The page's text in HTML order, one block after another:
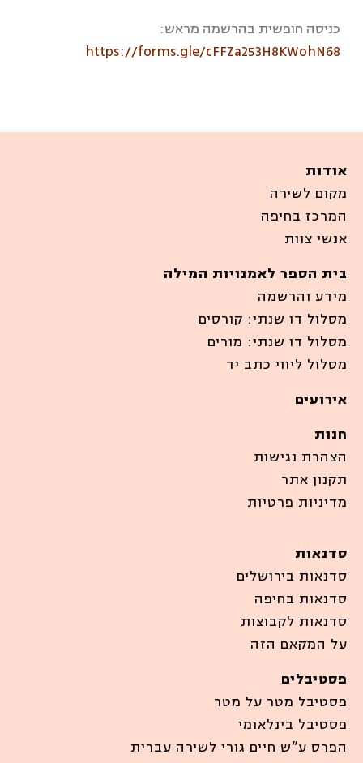
כניסה חופשית בהרשמה מראש:
https://forms.gle/cFFZa253H8KWohN68
אודות
מקום לשירה
המרכז בחיפה
אנשי צוות
בית הספר לאמנויות המילה
מידע והרשמה
מסלול דו שנתי: קורסים
מסלול דו שנתי: מורים
מסלול ליווי כתב יד
אירועים
חנות
הצהרת נגישות
תקנון אתר
מדיניות פרטיות
סדנאות
סדנאות בירושלים
סדנאות בחיפה
סדנאות לקבוצות
על המקאם הזה
פסטיבלים
פסטיבל מטר על מטר
פסטיבל בינלאומי
הפרס ע”ש חיים גורי לשירה עברית